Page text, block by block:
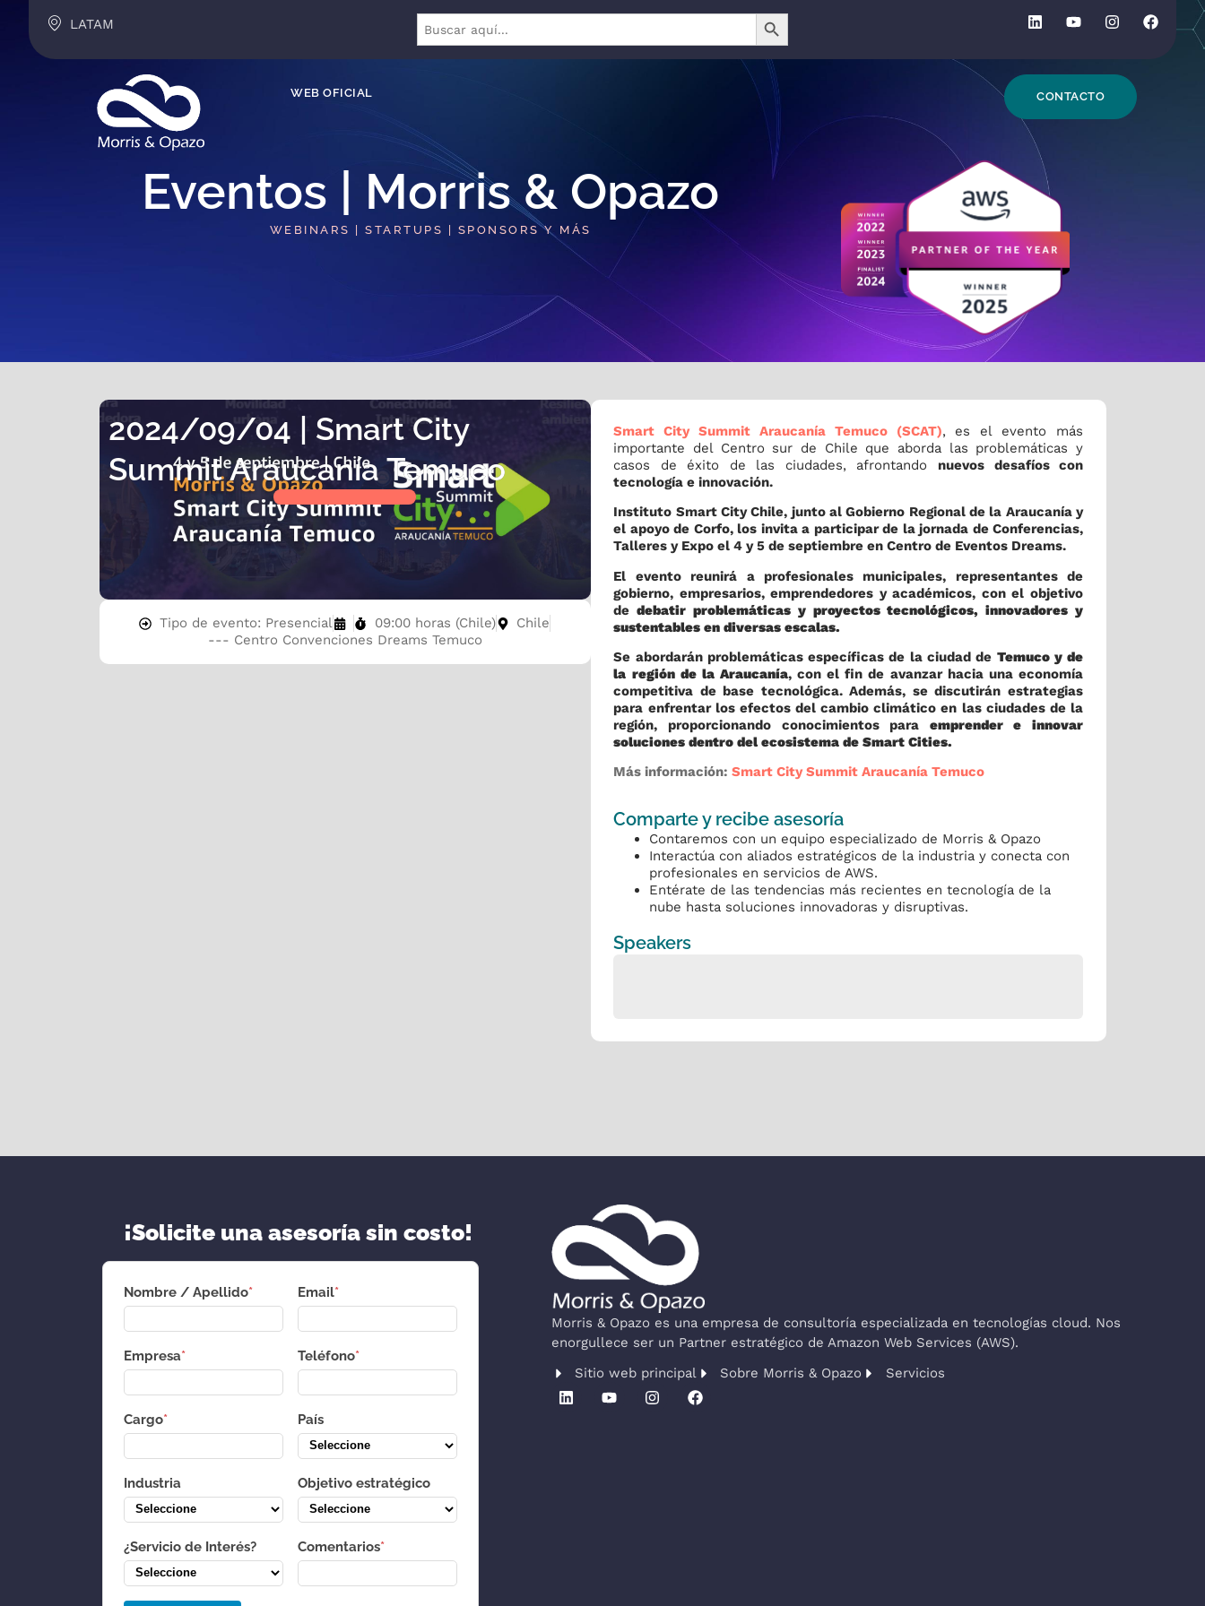
LATAM Buscar:
BOTÓN DE BÚSQUEDA
WEB OFICIAL CONTACTO
Eventos | Morris & Opazo​
WEBINARS | STARTUPS | SPONSORS Y MÁS
2024/09/04 | Smart City
Summit Araucanía Temuco
Tipo de evento: Presencial 09:00 horas (Chile)
Chile
--- Centro Convenciones Dreams Temuco
Smart City Summit Araucanía Temuco (SCAT), es el evento más
importante del Centro sur de Chile que aborda las problemáticas y
casos de éxito de las ciudades, afrontando nuevos desafíos con
tecnología e innovación.
Instituto Smart City Chile, junto al Gobierno Regional de la Araucanía y
el apoyo de Corfo, los invita a participar de la jornada de Conferencias,
Talleres y Expo el 4 y 5 de septiembre en Centro de Eventos Dreams.
El evento reunirá a profesionales municipales, representantes de
gobierno, empresarios, emprendedores y académicos, con el objetivo
dedebatir problemáticas y proyectos tecnológicos, innovadores y
sustentables en diversas escalas.
Se abordarán problemáticas específicas de la ciudad de Temuco y de
la región de la Araucanía, con el fin de avanzar hacia una economía
competitiva de base tecnológica. Además, se discutirán estrategias
para enfrentar los efectos del cambio climático en las ciudades de la
región, proporcionando conocimientos para emprender e innovar
soluciones dentro del ecosistema de Smart Cities.
Más información:Smart City Summit Araucanía Temuco
Comparte y recibe asesoría
Contaremos con un equipo especializado de Morris & Opazo
Interactúa con aliados estratégicos de la industria y conecta con
profesionales en servicios de AWS.
Entérate de las tendencias más recientes en tecnología de la
nube hasta soluciones innovadoras y disruptivas.
Speakers
¡Solicite una asesoría sin costo!
Nombre / Apellido* Email*
Empresa* Teléfono*
Cargo* País
Industria Objetivo estratégico
¿Servicio de Interés? Comentarios*
Morris & Opazo es una empresa de consultoría especializada en tecnologías cloud. Nos
enorgullece ser un Partner estratégico de Amazon Web Services (AWS).
Sitio web principal
Sobre Morris & Opazo Servicios